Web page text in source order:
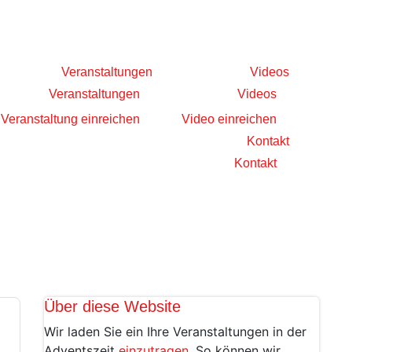
Veranstaltungen
Veranstaltungen
Veranstaltung einreichen
Videos
Videos
Video einreichen
Kontakt
Kontakt
Über diese Website
Wir laden Sie ein Ihre Veranstaltungen in der